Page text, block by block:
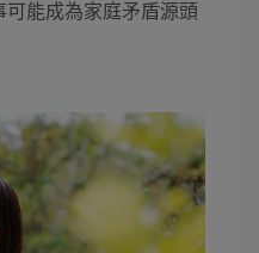
能成為家庭矛盾源頭